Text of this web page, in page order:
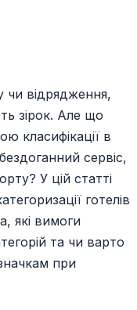
чи відрядження,
зірок. Але що
класифікації в
сервіс,
У цій статті
готелів
які вимоги
та чи варто
при